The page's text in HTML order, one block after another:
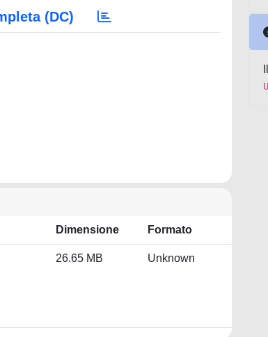
(DC)
Dimensione Formato
26.65 MB Unknown